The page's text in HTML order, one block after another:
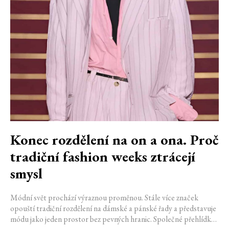
Konec rozdělení na on a ona. Proč
tradiční fashion weeks ztrácejí
smysl
Módní svět prochází výraznou proměnou. Stále více značek
opouští tradiční rozdělení na dámské a pánské řady a představuje
módu jako jeden prostor bez pevných hranic. Společné přehlídky,